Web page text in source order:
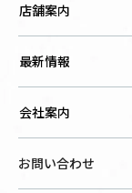
店舗案内
最新情報
会社案内
お問い合わせ